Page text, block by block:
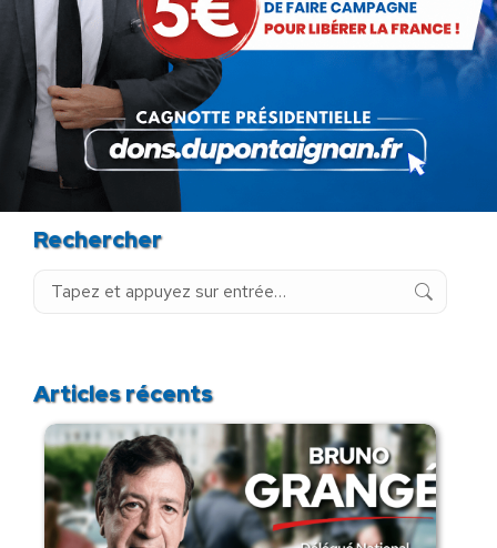
La France au seuil d’un
engrenage stratégique ?
15 juillet 2026
Rechercher
Recherche
Articles récents